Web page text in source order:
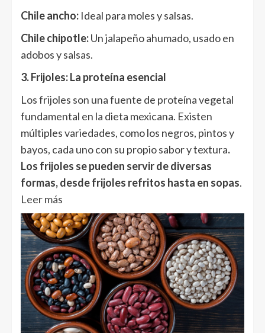
Chile ancho: Ideal para moles y salsas.
Chile chipotle:Un jalapeño ahumado, usado en
adobos y salsas.
3. Frijoles: La proteína esencial
Los frijoles son una fuente de proteína vegetal
fundamental en la dieta mexicana. Existen
múltiples variedades, como los negros, pintos y
bayos, cada uno con su propio sabor y textura.
Los frijoles se pueden servir de diversas
formas, desde frijoles refritos hasta en sopas.
Leer más